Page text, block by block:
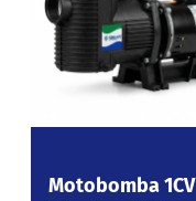
Motobomba 1CV